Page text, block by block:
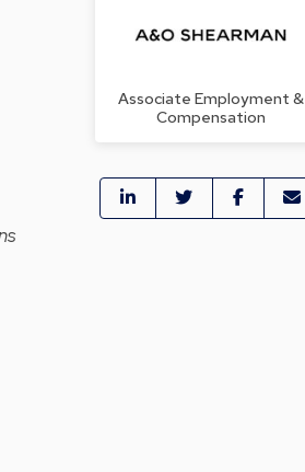
Associate Employment &
Compensation